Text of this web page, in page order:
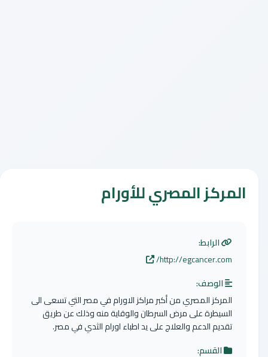
المركز المصري للأورام
الرابط:
http://egcancer.com/
الوصف:
المركز المصري من أكبر مراكز الاورام في مصر التي تسعى الى
السيطرة على مرض السرطان والوقاية منه وذلك عن طريق
تقديم الدعم والعلاج على يد اطباء اورام الثدي في مصر.
القسم: